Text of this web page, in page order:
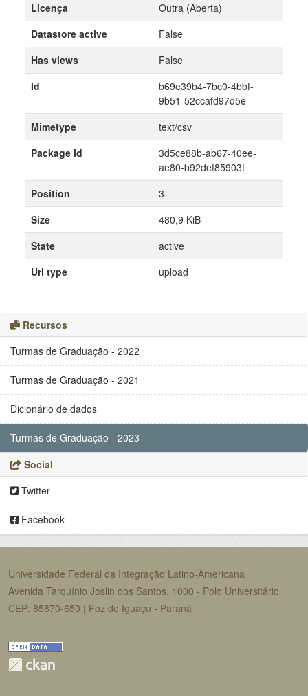
Recursos
Turmas de Graduação - 2022
Turmas de Graduação - 2021
Dicionário de dados
Turmas de Graduação - 2023
Social
Twitter
Facebook
Licença
Outra (Aberta)
Datastore active
False
Has views
False
Id
b69e39b4-7bc0-4bbf-
9b51-52ccafd97d5e
Mimetype
text/csv
Package id
3d5ce88b-ab67-40ee-
ae80-b92def85903f
Position
3
Size
480,9 KiB
State
active
Url type
upload
Universidade Federal da Integração Latino-Americana
Avenida Tarquínio Joslin dos Santos, 1000 - Polo Universitário
CEP: 85870-650 | Foz do Iguaçu - Paraná